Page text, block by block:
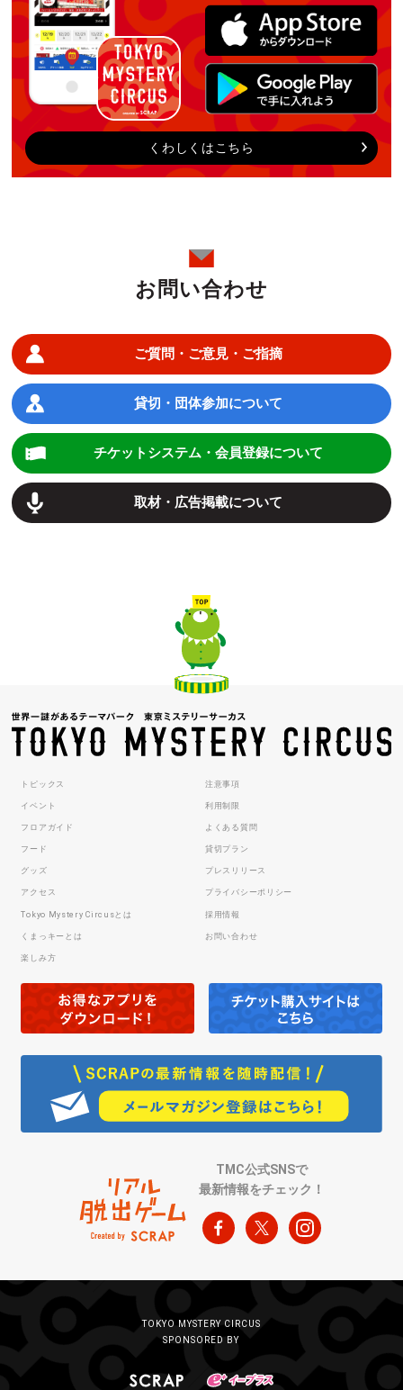
くわしくはこちら
お問い合わせ
ご質問・ご意見・ご指摘
貸切・団体参加について
チケットシステム・会員登録について
取材・広告掲載について
トピックス
イベント
フロアガイド
フード
グッズ
アクセス
Tokyo Mystery Circusとは
くまっキーとは
楽しみ方
注意事項
利用制限
よくある質問
貸切プラン
プレスリリース
プライバシーポリシー
採用情報
お問い合わせ
TMC公式SNSで
最新情報をチェック！
TOKYO MYSTERY CIRCUS
SPONSORED BY